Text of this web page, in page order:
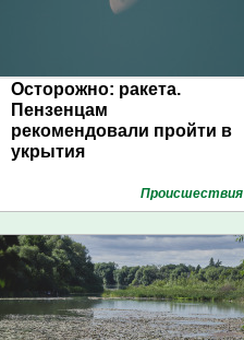
Осторожно: ракета.
Пензенцам
рекомендовали пройти в
укрытия
Проиcшествия